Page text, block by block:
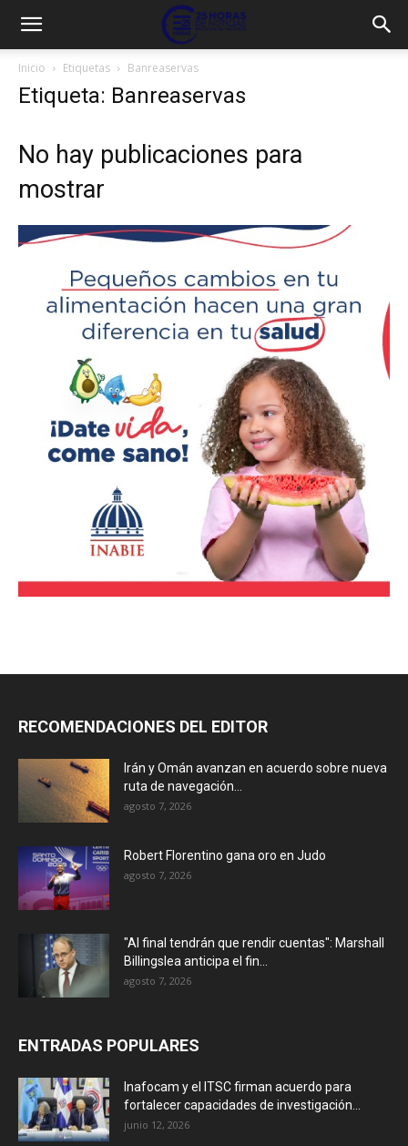
Inicio Etiquetas Banreaservas
Etiqueta: Banreaservas
No hay publicaciones para
mostrar
RECOMENDACIONES DEL EDITOR
Irán y Omán avanzan en acuerdo sobre nueva
ruta de navegación...
agosto 7, 2026
Robert Florentino gana oro en Judo
agosto 7, 2026
"Al final tendrán que rendir cuentas": Marshall
Billingslea anticipa el fin...
agosto 7, 2026
ENTRADAS POPULARES
Inafocam y el ITSC firman acuerdo para
fortalecer capacidades de investigación...
junio 12, 2026